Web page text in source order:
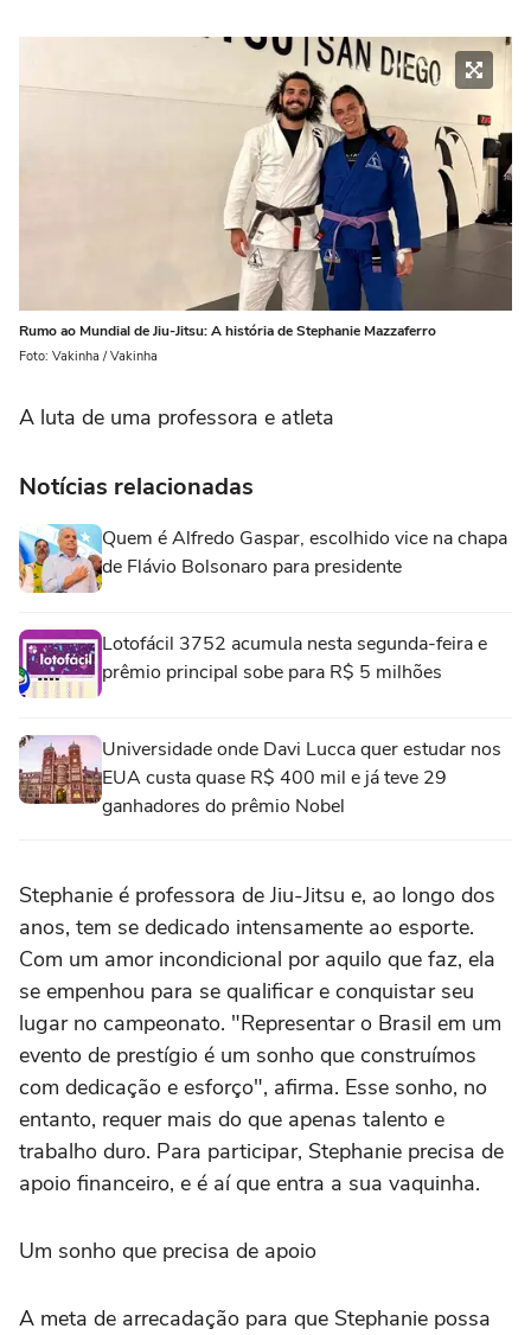
Rumo ao Mundial de Jiu-Jitsu: A história de Stephanie Mazzaferro
Foto: Vakinha / Vakinha
A luta de uma professora e atleta
Notícias relacionadas
Quem é Alfredo Gaspar, escolhido vice na chapa
de Flávio Bolsonaro para presidente
Lotofácil 3752 acumula nesta segunda-feira e
prêmio principal sobe para R$ 5 milhões
Universidade onde Davi Lucca quer estudar nos
EUA custa quase R$ 400 mil e já teve 29
ganhadores do prêmio Nobel
Stephanie é professora de Jiu-Jitsu e, ao longo dos
anos, tem se dedicado intensamente ao esporte.
Com um amor incondicional por aquilo que faz, ela
se empenhou para se qualificar e conquistar seu
lugar no campeonato. "Representar o Brasil em um
evento de prestígio é um sonho que construímos
com dedicação e esforço", afirma. Esse sonho, no
entanto, requer mais do que apenas talento e
trabalho duro. Para participar, Stephanie precisa de
apoio financeiro, e é aí que entra a sua vaquinha.
Um sonho que precisa de apoio
A meta de arrecadação para que Stephanie possa